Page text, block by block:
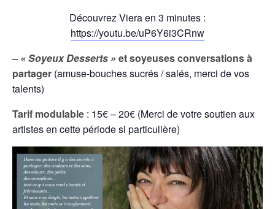
Découvrez Viera en 3 minutes :
https://youtu.be/uP6Y6i3CRnw
– « Soyeux Desserts » et soyeuses conversations à
partager (amuse-bouches sucrés / salés, merci de vos
talents)
Tarif modulable : 15€ – 20€ (Merci de votre soutien aux
artistes en cette période si particulière)